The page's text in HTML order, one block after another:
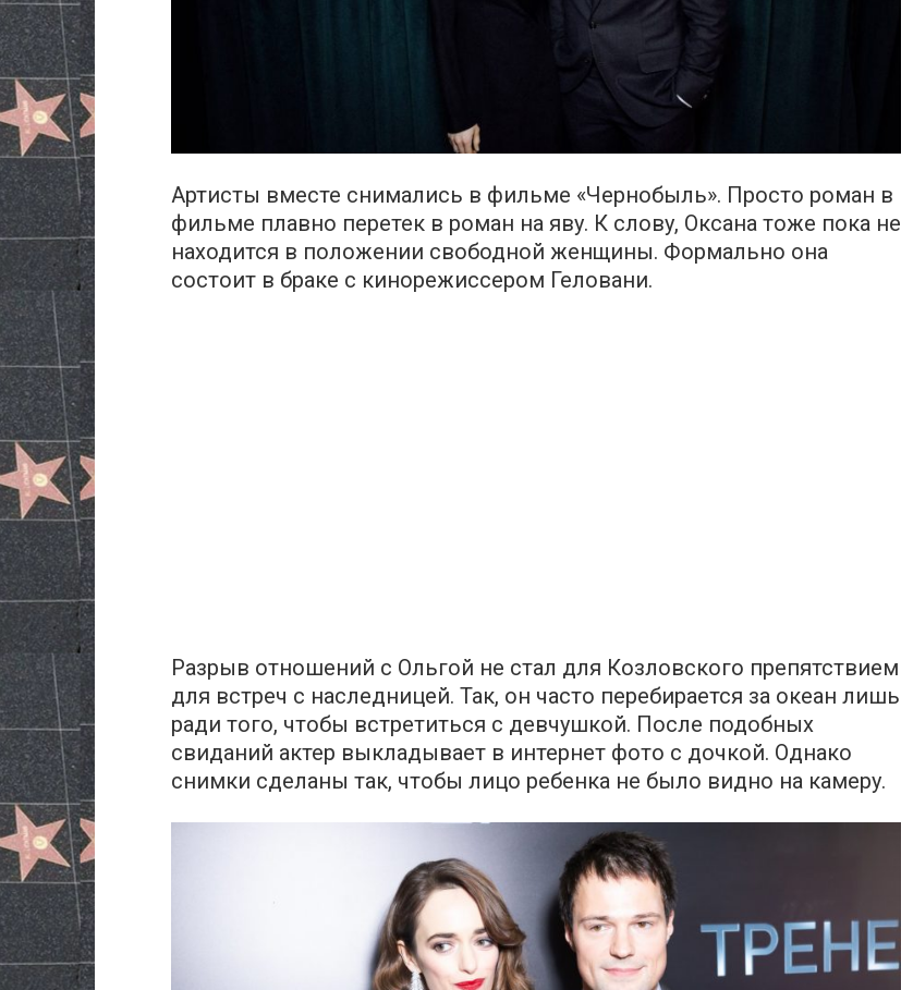
Артисты вместе снимались в фильме «Чepнобыль». Просто роман в
фильме плавно перетек в роман на яву. К слову, Оксана тоже пока не
находится в положении свободной женщины. Формально она
состоит в браке с кинорежиссером Геловани.
Разрыв отношений с Ольгой не стал для Козловского препятствием
для встреч с наследницей. Так, он часто перебирается за океан лишь
ради того, чтобы встретиться с девчушкой. После подобных
свиданий актер выкладывает в интернет фото с дочкой. Однако
снимки сделаны так, чтобы лицо ребенка не было видно на камеру.